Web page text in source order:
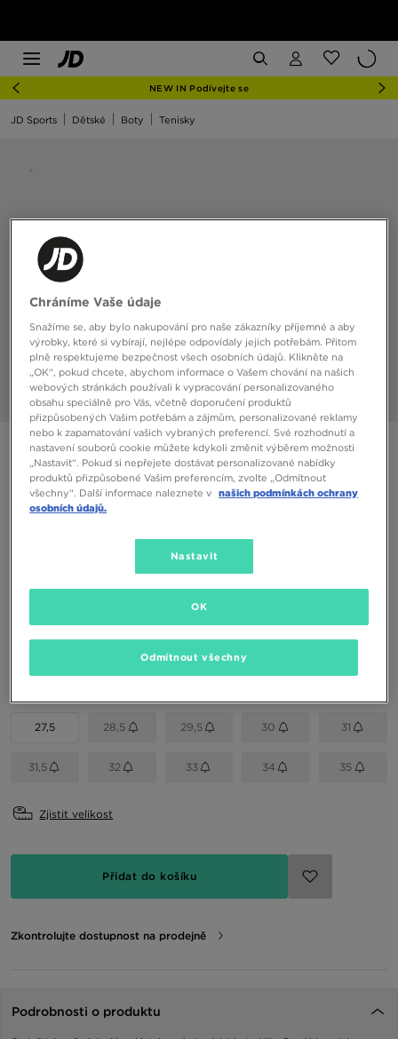
NEW IN Podívejte se
JD Sports Dětské Boty Tenisky
NIKE DUNK LOW BP
1090 Kč
1190 Kč -8%
(Nejnižší cena za posledních 30 dní)
Vyberte velikost
EU US
27,5 28,5 29,5 30 31
31,5 32 33 34 35
Zjistit velikost
Přidat do košíku
Zkontrolujte dostupnost na prodejně
Podrobnosti o produktu
Chráníme Vaše údaje
Snažíme se, aby bylo nakupování pro naše zákazníky příjemné a aby
výrobky, které si vybírají, nejlépe odpovídaly jejich potřebám. Přitom
plně respektujeme bezpečnost všech osobních údajů. Klikněte na
„OK“, pokud chcete, abychom informace o Vašem chování na našich
webových stránkách používali k vypracování personalizovaného
obsahu speciálně pro Vás, včetně doporučení produktů
přizpůsobených Vašim potřebám a zájmům, personalizované reklamy
nebo k zapamatování vašich vybraných preferencí. Své rozhodnutí a
nastavení souborů cookie můžete kdykoli změnit výběrem možnosti
„Nastavit“. Pokud si nepřejete dostávat personalizované nabídky
produktů přizpůsobené Vašim preferencím, zvolte „Odmítnout
všechny“. Další informace naleznete v našich podmínkách ochrany
osobních údajů.
Nastavit
Odmítnout všechny
OK